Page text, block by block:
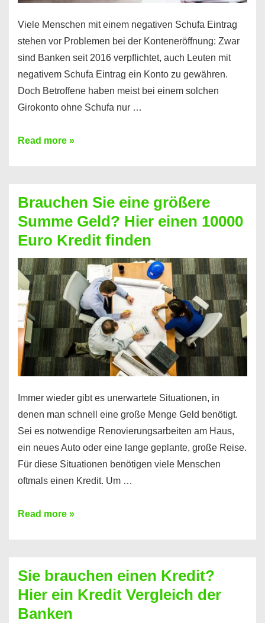
Viele Menschen mit einem negativen Schufa Eintrag
stehen vor Problemen bei der Konteneröffnung: Zwar
sind Banken seit 2016 verpflichtet, auch Leuten mit
negativem Schufa Eintrag ein Konto zu gewähren.
Doch Betroffene haben meist bei einem solchen
Girokonto ohne Schufa nur …
Günstiges
Geht
das
überhaupt?
Na
klar!
Read more »
Brauchen Sie eine größere
Summe Geld? Hier einen 10000
Euro Kredit finden
Immer wieder gibt es unerwartete Situationen, in
denen man schnell eine große Menge Geld benötigt.
Sei es notwendige Renovierungsarbeiten am Haus,
ein neues Auto oder eine lange geplante, große Reise.
Für diese Situationen benötigen viele Menschen
oftmals einen Kredit. Um …
Brauchen
Summe
Geld?
Hier
Read more »
Sie brauchen einen Kredit?
Hier ein Kredit Vergleich der
Banken